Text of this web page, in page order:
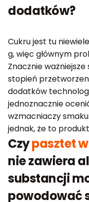
dodatków?
Cukru jest tu
g, więc głównym
Znacznie ważniejsze
stopień
dodatków
jednoznacznie
wzmacniaczy
jednak, że to
Czypasztet
nie zawiera
substancji
powodować